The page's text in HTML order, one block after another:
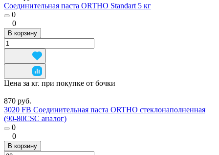
Соединительная паста ORTHO Standart 5 кг
0
0
В корзину
Цена за кг. при покупке от бочки
870 руб.
3020 FB Соединительная паста ORTHO стеклонаполненная
(90-80CSC аналог)
0
0
В корзину